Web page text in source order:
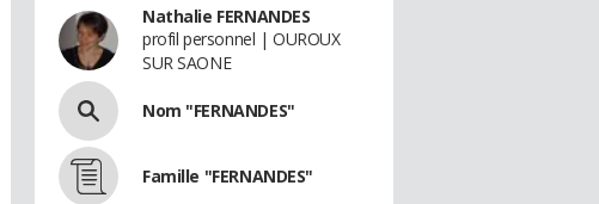
Nathalie FERNANDES
profil personnel | OUROUX
SUR SAONE
Nom "FERNANDES"
Famille "FERNANDES"